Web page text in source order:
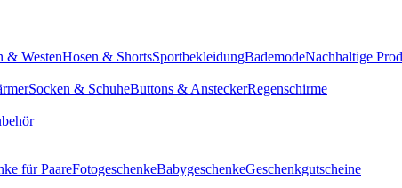
& WestenHosen & ShortsSportbekleidungBademodeNachhaltige
Socken & SchuheButtons & AnsteckerRegenschirme
für PaareFotogeschenkeBabygeschenkeGeschenkgutscheine